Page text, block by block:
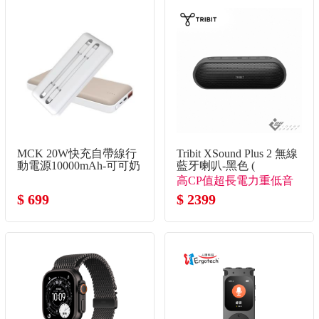
MCK 20W快充自帶線行
動電源10000mAh-可可奶
$ 699
Tribit XSound Plus 2 無線
藍牙喇叭-黑色 (
高CP值超長電力重低音
派對喇叭
$ 2399